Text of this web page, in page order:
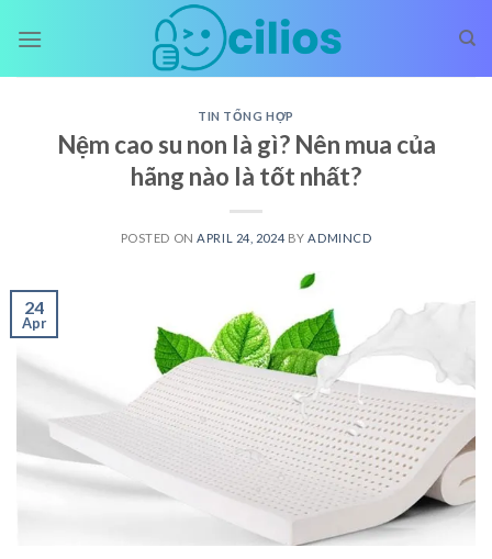
TIN TỔNG HỢP
Nệm cao su non là gì? Nên mua của
hãng nào là tốt nhất?
POSTED ON APRIL 24, 2024 BY ADMINCD
24
Apr